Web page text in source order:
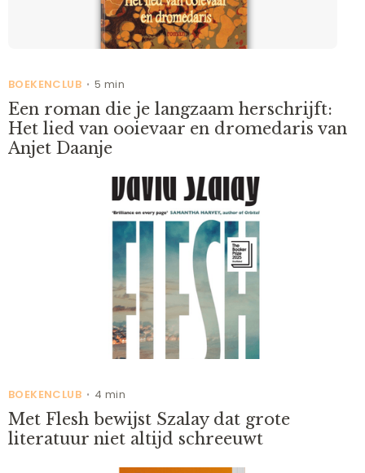
BOEKENCLUB • 5 min
Een roman die je langzaam herschrijft:
Het lied van ooievaar en dromedaris van
Anjet Daanje
BOEKENCLUB • 4 min
Met Flesh bewijst Szalay dat grote
literatuur niet altijd schreeuwt